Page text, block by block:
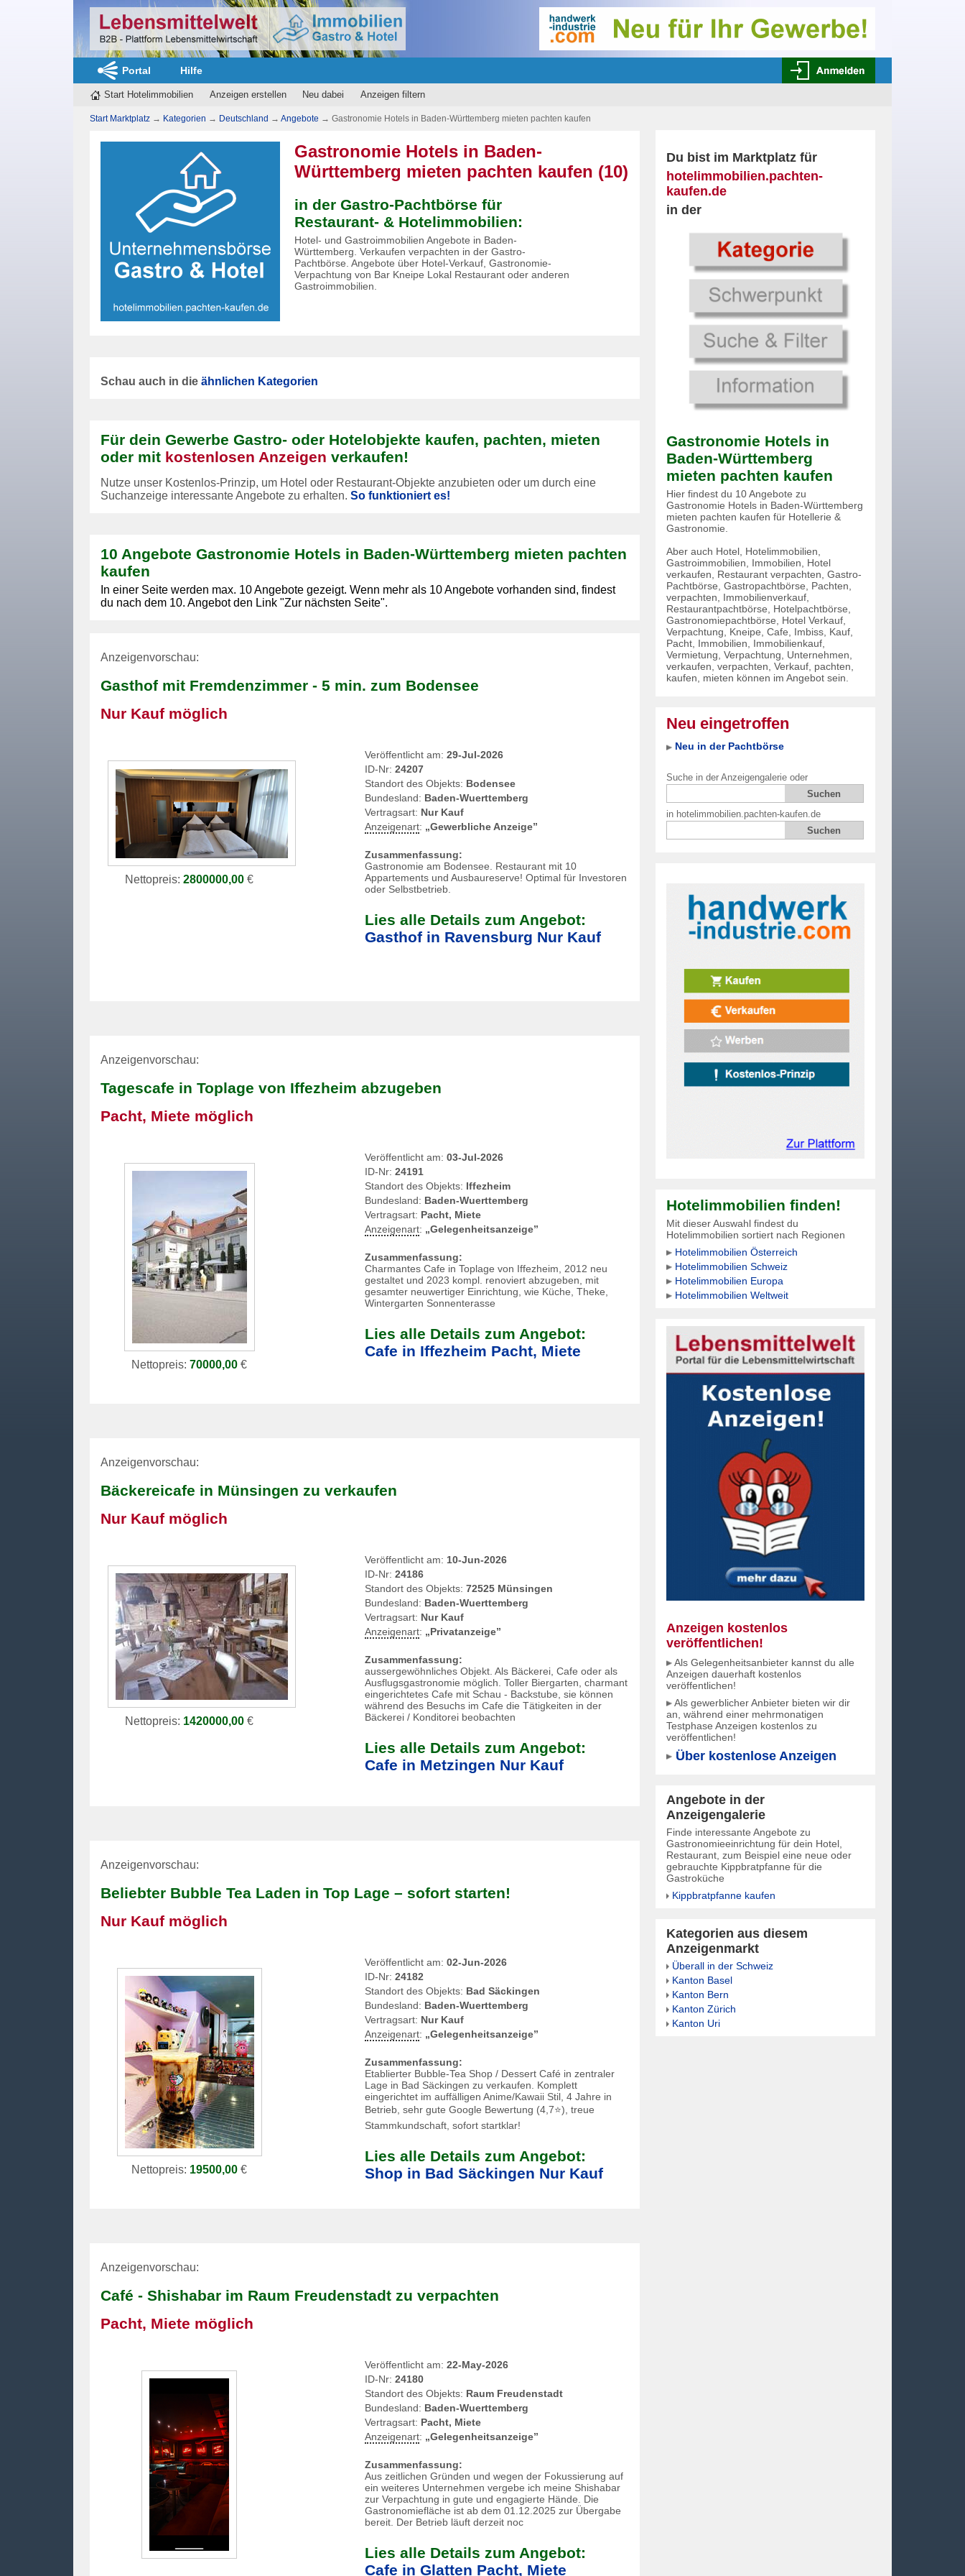
Portal Hilfe
Start Hotelimmobilien Anzeigen erstellen Neu dabei Anzeigen filtern
Du bist im Marktplatz für
hotelimmobilien.pachten-
kaufen.de
in der
Gastronomie Hotels in
Baden-Württemberg
mieten pachten kaufen
Hier findest du 10 Angebote zu
Gastronomie Hotels in Baden-Württemberg
mieten pachten kaufen für Hotellerie &
Gastronomie.
Aber auch Hotel, Hotelimmobilien,
Gastroimmobilien, Immobilien, Hotel
verkaufen, Restaurant verpachten, Gastro-
Pachtbörse, Gastropachtbörse, Pachten,
verpachten, Immobilienverkauf,
Restaurantpachtbörse, Hotelpachtbörse,
Gastronomiepachtbörse, Hotel Verkauf,
Verpachtung, Kneipe, Cafe, Imbiss, Kauf,
Pacht, Immobilien, Immobilienkauf,
Vermietung, Verpachtung, Unternehmen,
verkaufen, verpachten, Verkauf, pachten,
kaufen, mieten können im Angebot sein.
Neu eingetroffen
Neu in der Pachtbörse
Suche in der Anzeigengalerie oder
in hotelimmobilien.pachten-kaufen.de
Hotelimmobilien finden!
Mit dieser Auswahl findest du
Hotelimmobilien sortiert nach Regionen
Hotelimmobilien Österreich
Hotelimmobilien Schweiz
Hotelimmobilien Europa
Hotelimmobilien Weltweit
Anzeigen kostenlos
veröffentlichen!
Als Gelegenheitsanbieter kannst du alle
Anzeigen dauerhaft kostenlos
veröffentlichen!
Als gewerblicher Anbieter bieten wir dir
an, während einer mehrmonatigen
Testphase Anzeigen kostenlos zu
veröffentlichen!
Über kostenlose Anzeigen
Angebote in der
Anzeigengalerie
Finde interessante Angebote zu
Gastronomieeinrichtung für dein Hotel,
Restaurant, zum Beispiel eine neue oder
gebrauchte Kippbratpfanne für die
Gastroküche
Kippbratpfanne kaufen
Kategorien aus diesem
Anzeigenmarkt
Überall in der Schweiz
Kanton Basel
Kanton Bern
Kanton Zürich
Kanton Uri
Start Marktplatz → Kategorien → Deutschland → Angebote → Gastronomie Hotels in Baden-Württemberg mieten pachten kaufen
Gastronomie Hotels in Baden-
Württemberg mieten pachten kaufen (10)
in der Gastro-Pachtbörse für
Restaurant- & Hotelimmobilien:
Hotel- und Gastroimmobilien Angebote in Baden-
Württemberg. Verkaufen verpachten in der Gastro-
Pachtbörse. Angebote über Hotel-Verkauf, Gastronomie-
Verpachtung von Bar Kneipe Lokal Restaurant oder anderen
Gastroimmobilien.
Schau auch in die ähnlichen Kategorien
Für dein Gewerbe Gastro- oder Hotelobjekte kaufen, pachten, mieten
oder mit kostenlosen Anzeigen verkaufen!
Nutze unser Kostenlos-Prinzip, um Hotel oder Restaurant-Objekte anzubieten oder um durch eine
Suchanzeige interessante Angebote zu erhalten. So funktioniert es!
10 Angebote Gastronomie Hotels in Baden-Württemberg mieten pachten
kaufen
In einer Seite werden max. 10 Angebote gezeigt. Wenn mehr als 10 Angebote vorhanden sind, findest
du nach dem 10. Angebot den Link "Zur nächsten Seite".
Anzeigenvorschau:
Gasthof mit Fremdenzimmer - 5 min. zum Bodensee
Nur Kauf möglich
Nettopreis:2800000,00 €
Veröffentlicht am: 29-Jul-2026
ID-Nr: 24207
Standort des Objekts: Bodensee
Bundesland: Baden-Wuerttemberg
Vertragsart: Nur Kauf
Anzeigenart: „Gewerbliche Anzeige”
Zusammenfassung:
Gastronomie am Bodensee. Restaurant mit 10
Appartements und Ausbaureserve! Optimal für Investoren
oder Selbstbetrieb.
Lies alle Details zum Angebot:
Gasthof in Ravensburg Nur Kauf
Anzeigenvorschau:
Tagescafe in Toplage von Iffezheim abzugeben
Pacht, Miete möglich
Nettopreis:70000,00 €
Veröffentlicht am: 03-Jul-2026
ID-Nr: 24191
Standort des Objekts: Iffezheim
Bundesland: Baden-Wuerttemberg
Vertragsart: Pacht, Miete
Anzeigenart: „Gelegenheitsanzeige”
Zusammenfassung:
Charmantes Cafe in Toplage von Iffezheim, 2012 neu
gestaltet und 2023 kompl. renoviert abzugeben, mit
gesamter neuwertiger Einrichtung, wie Küche, Theke,
Wintergarten Sonnenterasse
Lies alle Details zum Angebot:
Cafe in Iffezheim Pacht, Miete
Anzeigenvorschau:
Bäckereicafe in Münsingen zu verkaufen
Nur Kauf möglich
Nettopreis: 1420000,00 €
Veröffentlicht am: 10-Jun-2026
ID-Nr: 24186
Standort des Objekts: 72525 Münsingen
Bundesland: Baden-Wuerttemberg
Vertragsart: Nur Kauf
Anzeigenart: „Privatanzeige”
Zusammenfassung:
aussergewöhnliches Objekt. Als Bäckerei, Cafe oder als
Ausflugsgastronomie möglich. Toller Biergarten, charmant
eingerichtetes Cafe mit Schau - Backstube, sie können
während des Besuchs im Cafe die Tätigkeiten in der
Bäckerei / Konditorei beobachten
Lies alle Details zum Angebot:
Cafe in Metzingen Nur Kauf
Anzeigenvorschau:
Beliebter Bubble Tea Laden in Top Lage – sofort starten!
Nur Kauf möglich
Nettopreis: 19500,00 €
Veröffentlicht am: 02-Jun-2026
ID-Nr: 24182
Standort des Objekts: Bad Säckingen
Bundesland: Baden-Wuerttemberg
Vertragsart: Nur Kauf
Anzeigenart: „Gelegenheitsanzeige”
Zusammenfassung:
Etablierter Bubble-Tea Shop / Dessert Café in zentraler
Lage in Bad Säckingen zu verkaufen. Komplett
eingerichtet im auffälligen Anime/Kawaii Stil, 4 Jahre in
Betrieb, sehr gute Google Bewertung (4,7⭐), treue
Stammkundschaft, sofort startklar!
Lies alle Details zum Angebot:
Shop in Bad Säckingen Nur Kauf
Anzeigenvorschau:
Café - Shishabar im Raum Freudenstadt zu verpachten
Pacht, Miete möglich
Veröffentlicht am: 22-May-2026
ID-Nr: 24180
Standort des Objekts: Raum Freudenstadt
Bundesland: Baden-Wuerttemberg
Vertragsart: Pacht, Miete
Anzeigenart: „Gelegenheitsanzeige”
Zusammenfassung:
Aus zeitlichen Gründen und wegen der Fokussierung auf
ein weiteres Unternehmen vergebe ich meine Shishabar
zur Verpachtung in gute und engagierte Hände. Die
Gastronomiefläche ist ab dem 01.12.2025 zur Übergabe
bereit. Der Betrieb läuft derzeit noc
Lies alle Details zum Angebot:
Cafe in Glatten Pacht, Miete